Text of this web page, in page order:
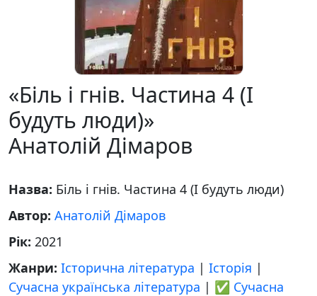
«Біль і гнів. Частина 4 (І
будуть люди)»
Анатолій Дімаров
Назва: Біль і гнів. Частина 4 (І будуть люди)
Автор: Анатолій Дімаров
Рік: 2021
Жанри: Історична література | Історія |
Сучасна українська література | ✅ Сучасна